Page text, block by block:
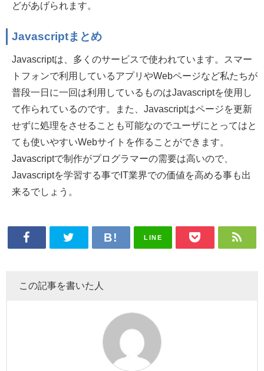
どがあげられます。
Javascriptまとめ
Javascriptは、多くのサービスで使われています。スマー
トフォンで利用しているアプリやWebページなど私たちが
普段一日に一回は利用しているものはJavascriptを使用し
て作られているのです。また、Javascriptはページを更新
せずに処理をさせることも可能なのでユーザにとってはと
ても使いやすいWebサイトを作ることができます。
Javascriptで制作がプログラマーの需要は高いので、
Javascriptを学習する事でIT業界での価値を高める事も出
来るでしょう。
LINE
この記事を書いた人